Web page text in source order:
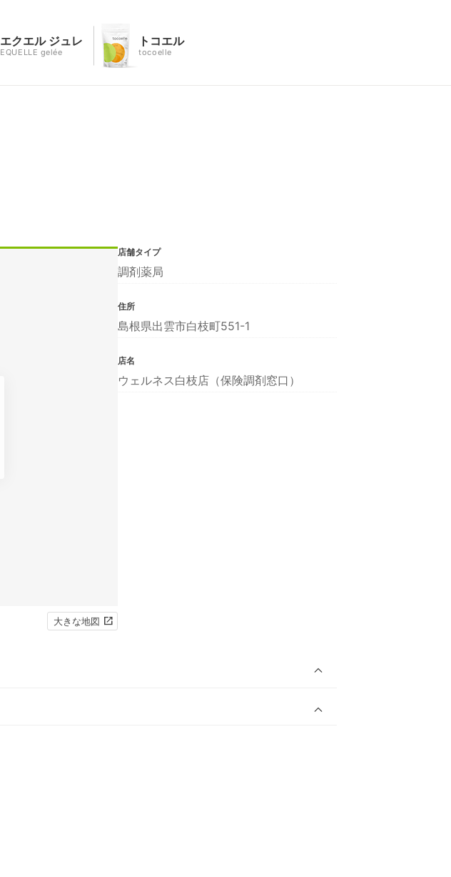
エクエル ジュレ
EQUELLE gelée
トコエル
tocoelle
大きな地図
店舗タイプ
調剤薬局
住所
島根県出雲市白枝町551-1
店名
ウェルネス白枝店（保険調剤窓口）